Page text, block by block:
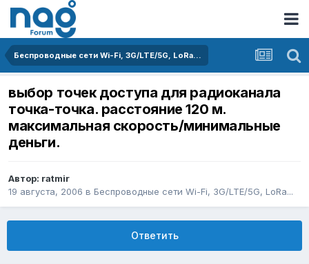
Беспроводные сети Wi-Fi, 3G/LTE/5G, LoRa...
выбор точек доступа для радиоканала
точка-точка. расстояние 120 м.
максимальная скорость/минимальные
деньги.
Автор: ratmir
19 августа, 2006 в Беспроводные сети Wi-Fi, 3G/LTE/5G, LoRa...
Ответить